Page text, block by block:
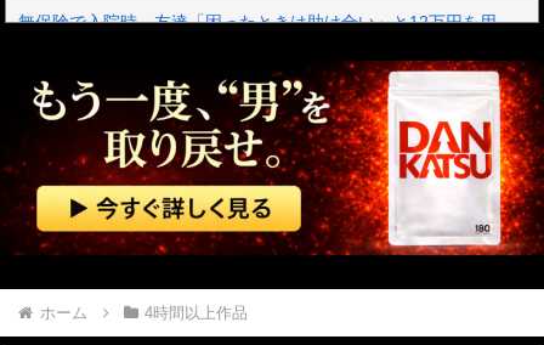
無保険で入院時、友達「困ったときは助け合い」と12万円を用意してくれた→震災で友人の家倒壊。友人「お金返して」私「返す義務はないよ」→他友人に縁切りされたけど用意するべき？
義弟「子供３人を育てられないから引き取って」私「なぜ？」義弟「子なしだから。実子がいたら差別やらいじめっ子の心配があるけどいないから、ちょうどよかったね」→その後・・・
【エ□漫画】 一番シコれる属性『姉の友達』に決定するｗｗｗ
渡邊渚さん、近況報告「最近は落ち着いてきてます」
【予算100万】 市長「特定外来生物クビアカは気持ち悪い虫だしそんな需要ないと思う」1匹300円相当の報奨金→初日に42万取られ焦り
ホーム 4時間以上作品